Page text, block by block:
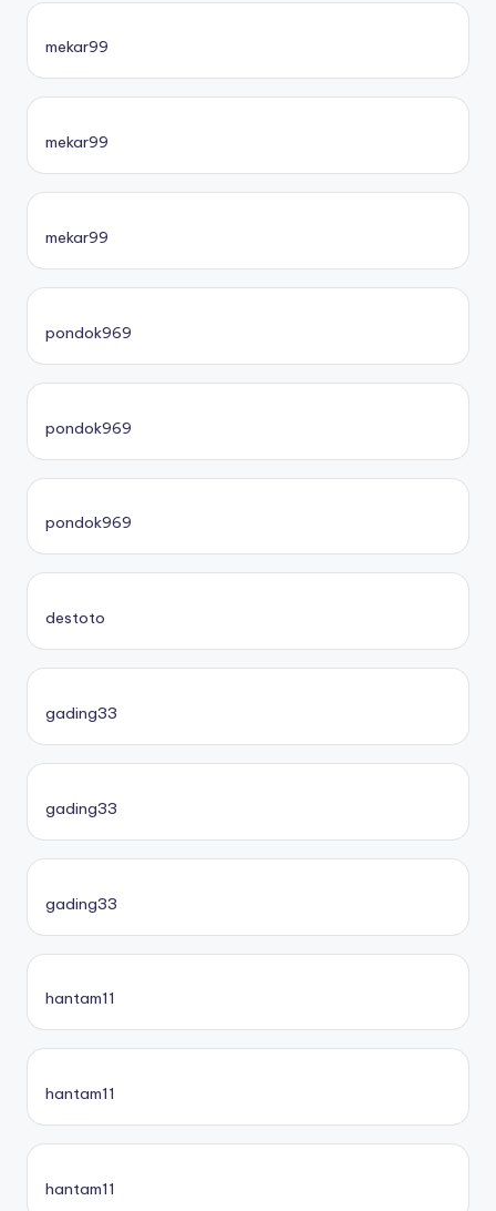
mekar99
mekar99
mekar99
pondok969
pondok969
pondok969
destoto
gading33
gading33
gading33
hantam11
hantam11
hantam11